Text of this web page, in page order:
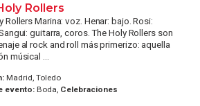
Rollers
Rollers Marina: voz. Henar: bajo. Rosi:
guitarra, coros. The Holy Rollers son
al rock and roll más primerizo: aquella
músical ...
Madrid, Toledo
evento:Boda, Celebraciones